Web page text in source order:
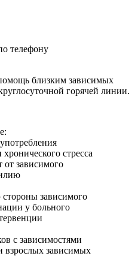
телефону
близким зависимых
горячей линии.
стресса
от зависимого
зависимого
у больного
с зависимостями
зависимых